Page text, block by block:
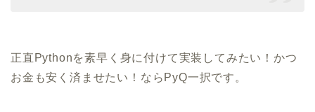
正直Pythonを素早く身に付けて実装してみたい！かつ
お金も安く済ませたい！ならPyQ一択です。